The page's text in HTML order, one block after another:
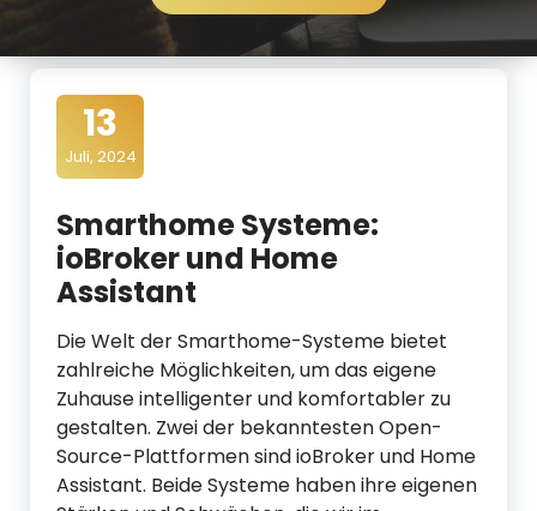
i
13
Juli, 2024
Smarthome Systeme:
ioBroker und Home
Assistant
Die Welt der Smarthome-Systeme bietet
zahlreiche Möglichkeiten, um das eigene
Zuhause intelligenter und komfortabler zu
gestalten. Zwei der bekanntesten Open-
Source-Plattformen sind ioBroker und Home
Assistant. Beide Systeme haben ihre eigenen